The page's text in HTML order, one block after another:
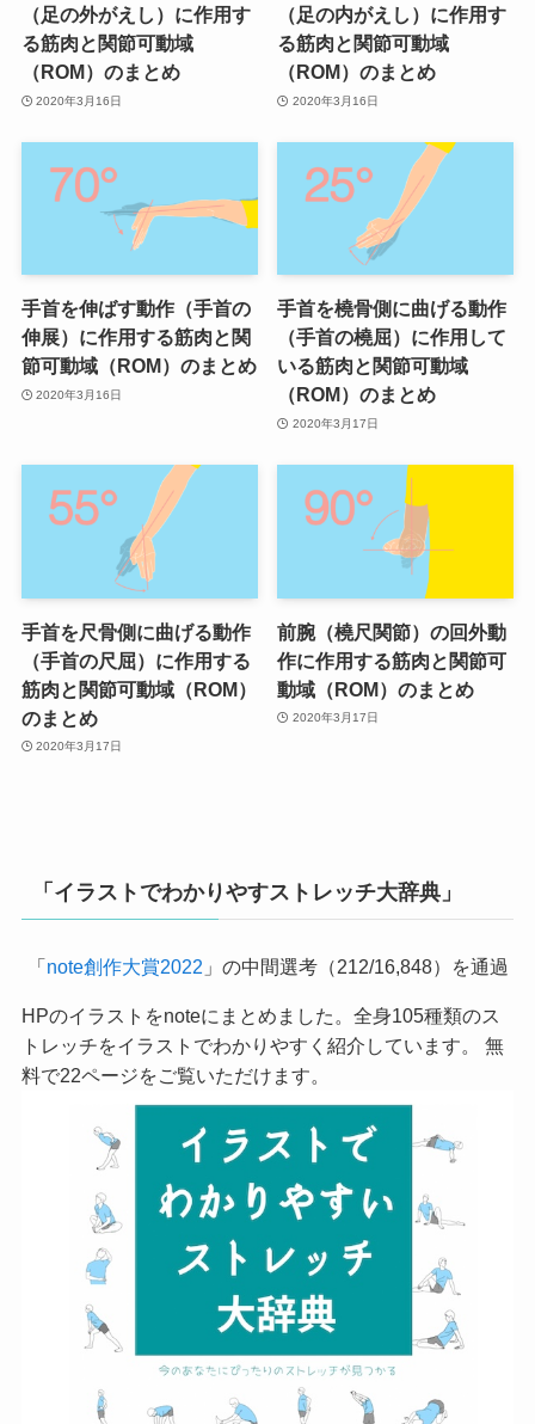
（足の外がえし）に作用す
る筋肉と関節可動域
（ROM）のまとめ
2020年3月16日
（足の内がえし）に作用す
る筋肉と関節可動域
（ROM）のまとめ
2020年3月16日
手首を伸ばす動作（手首の
伸展）に作用する筋肉と関
節可動域（ROM）のまとめ
2020年3月16日
手首を橈骨側に曲げる動作
（手首の橈屈）に作用して
いる筋肉と関節可動域
（ROM）のまとめ
2020年3月17日
手首を尺骨側に曲げる動作
（手首の尺屈）に作用する
筋肉と関節可動域（ROM）
のまとめ
2020年3月17日
前腕（橈尺関節）の回外動
作に作用する筋肉と関節可
動域（ROM）のまとめ
2020年3月17日
「イラストでわかりやすストレッチ大辞典」
「note創作大賞2022 」の中間選考（212/16,848）を通過
HPのイラストをnoteにまとめました。全身105種類のス
トレッチをイラストでわかりやすく紹介しています。 無
料で22ページをご覧いただけます。